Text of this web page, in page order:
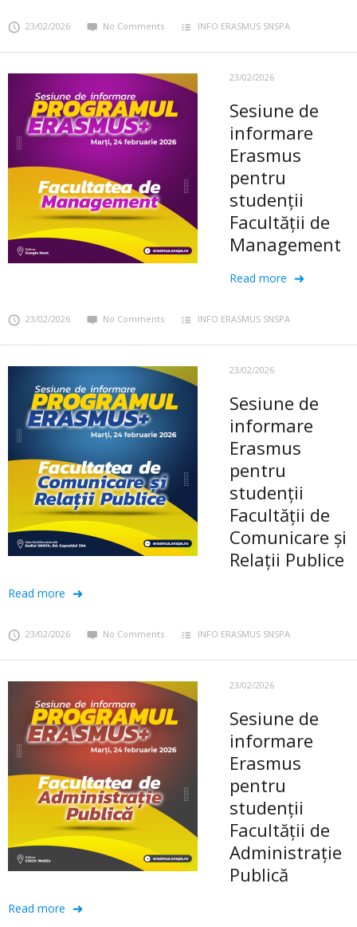
23/02/2026 No Comments INFO ERASMUS SNSPA
23/02/2026
Sesiune de
informare
Erasmus
pentru
studenții
Facultății de
Management
Read more
23/02/2026 No Comments INFO ERASMUS SNSPA
23/02/2026
Sesiune de
informare
Erasmus
pentru
studenții
Facultății de
Comunicare și
Relații Publice
Read more
23/02/2026 No Comments INFO ERASMUS SNSPA
23/02/2026
Sesiune de
informare
Erasmus
pentru
studenții
Facultății de
Administrație
Publică
Read more